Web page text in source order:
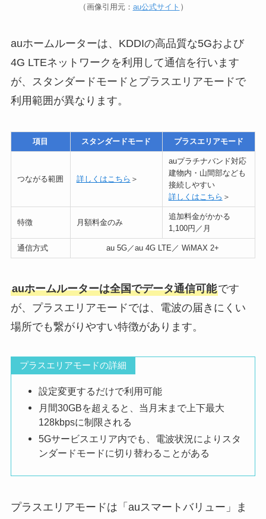
（画像引用元： au公式サイト ）
auホームルーターは、KDDIの高品質な5Gおよび
4G LTEネットワークを利用して通信を行います
が、スタンダードモードとプラスエリアモードで
利用範囲が異なります。
項目 スタンダードモード プラスエリアモード
つながる範囲 詳しくはこちら ＞
auプラチナバンド対応
建物内・山間部なども
接続しやすい
詳しくはこちら ＞
特徴 月額料金のみ
追加料金がかかる
1,100円／月
通信方式 au 5G／au 4G LTE／ WiMAX 2+
auホームルーターは全国でデータ通信可能です
が、プラスエリアモードでは、電波の届きにくい
場所でも繋がりやすい特徴があります。
プラスエリアモードの詳細
設定変更するだけで利用可能
月間30GBを超えると、当月末まで上下最大
128kbpsに制限される
5Gサービスエリア内でも、電波状況によりスタ
ンダードモードに切り替わることがある
プラスエリアモードは「auスマートバリュー」ま